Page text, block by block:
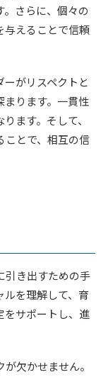
。さらに、個々の
与えることで信頼
ーがリスペクトと
まります。一貫性
ます。そして、
ことで、相互の信
引き出すための手
を理解して、育
をサポートし、進
欠かせません。